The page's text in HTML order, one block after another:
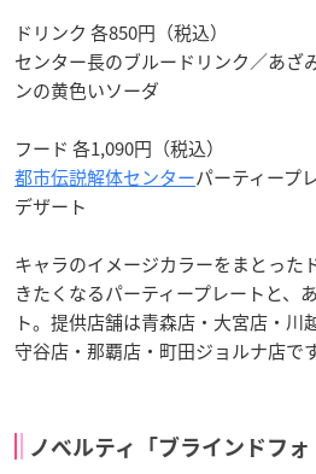
ドリンク 各850円（税込）
センター長のブルードリンク／あざ
ンの黄色いソーダ
フード 各1,090円（税込）
都市伝説解体センターパーティープ
デザート
キャラのイメージカラーをまとった
きたくなるパーティープレートと、
ト。提供店舗は青森店・大宮店・川
守谷店・那覇店・町田ジョルナ店です
ノベルティ「ブラインドフォ